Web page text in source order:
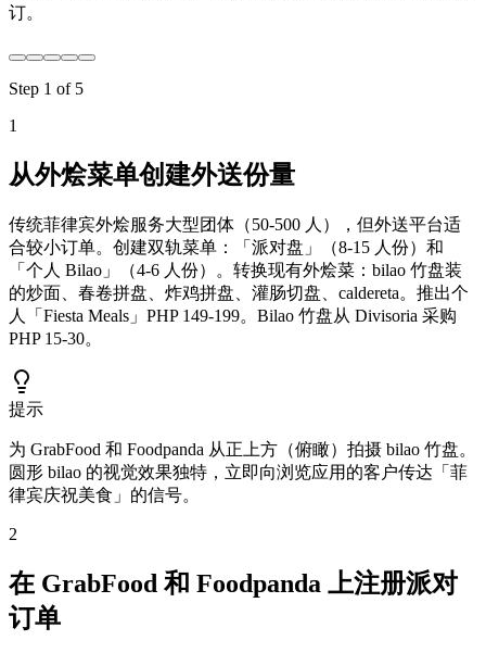
订。
Step 1 of 5
1
从外烩菜单创建外送份量
传统菲律宾外烩服务大型团体（50-500 人），但外送平台适
合较小订单。创建双轨菜单：「派对盘」（8-15 人份）和
「个人 Bilao」（4-6 人份）。转换现有外烩菜：bilao 竹盘装
的炒面、春卷拼盘、炸鸡拼盘、灌肠切盘、caldereta。推出个
人「Fiesta Meals」PHP 149-199。Bilao 竹盘从 Divisoria 采购
PHP 15-30。
提示
为 GrabFood 和 Foodpanda 从正上方（俯瞰）拍摄 bilao 竹盘。
圆形 bilao 的视觉效果独特，立即向浏览应用的客户传达「菲
律宾庆祝美食」的信号。
2
在 GrabFood 和 Foodpanda 上注册派对
订单